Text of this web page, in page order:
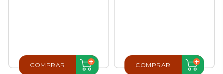
COMPRAR COMPRAR